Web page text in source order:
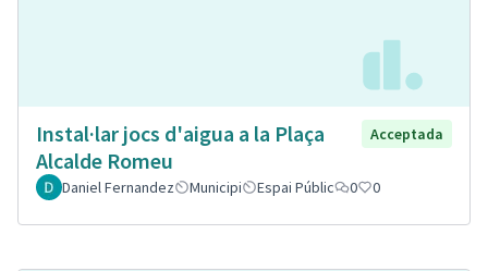
Instal·lar jocs d'aigua a la Plaça
Alcalde Romeu
Acceptada
Daniel Fernandez Municipi Espai Públic 0 0